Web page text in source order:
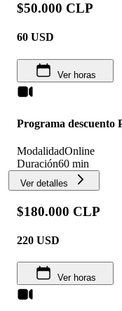
$50.000 CLP
60 USD
Ver horas
Programa descuento
ModalidadOnline
Duración60 min
Ver detalles
$180.000 CLP
220 USD
Ver horas